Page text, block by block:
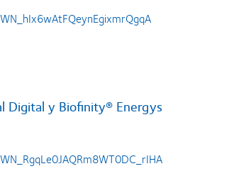
Digital y Biofinity® Energys